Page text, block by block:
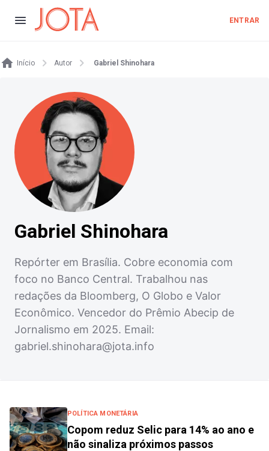
ENTRAR
Início Autor Gabriel Shinohara
Gabriel Shinohara
Repórter em Brasília. Cobre economia com
foco no Banco Central. Trabalhou nas
redações da Bloomberg, O Globo e Valor
Econômico. Vencedor do Prêmio Abecip de
Jornalismo em 2025. Email:
gabriel.shinohara@jota.info
POLÍTICA MONETÁRIA
Copom reduz Selic para 14% ao ano e
não sinaliza próximos passos